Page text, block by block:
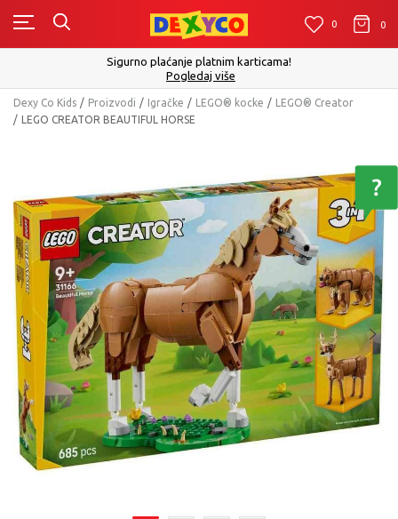
0 0
Sigurno plaćanje platnim karticama!
Pogledaj više
Dexy Co Kids Proizvodi Igračke LEGO® kocke
LEGO® Creator
LEGO CREATOR BEAUTIFUL HORSE